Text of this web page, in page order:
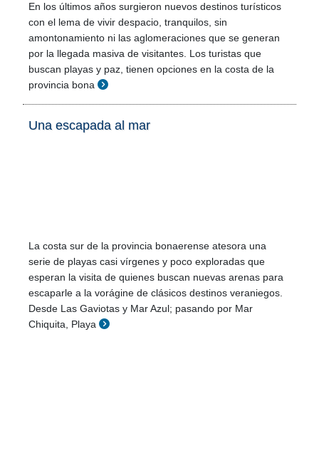
En los últimos años surgieron nuevos destinos turísticos
con el lema de vivir despacio, tranquilos, sin
amontonamiento ni las aglomeraciones que se generan
por la llegada masiva de visitantes. Los turistas que
buscan playas y paz, tienen opciones en la costa de la
provincia bona
Una escapada al mar
La costa sur de la provincia bonaerense atesora una
serie de playas casi vírgenes y poco exploradas que
esperan la visita de quienes buscan nuevas arenas para
escaparle a la vorágine de clásicos destinos veraniegos.
Desde Las Gaviotas y Mar Azul; pasando por Mar
Chiquita, Playa